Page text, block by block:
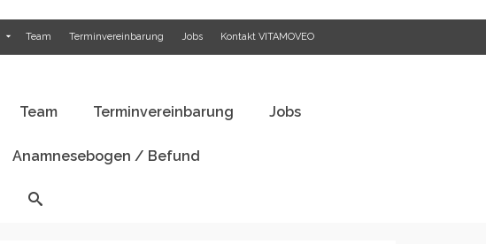
Team Terminvereinbarung Jobs Kontakt VITAMOVEO
Team Terminvereinbarung Jobs
Anamnesebogen / Befund